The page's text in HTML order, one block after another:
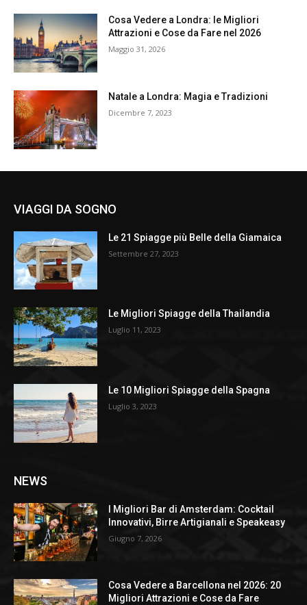
Cosa Vedere a Londra: le Migliori
Attrazioni e Cose da Fare nel 2026
Maggio 31, 2026
Natale a Londra: Magia e Tradizioni
Dicembre 7, 2023
VIAGGI DA SOGNO
Le 21 Spiagge più Belle della Giamaica
Settembre 27, 2023
Le Migliori Spiagge della Thailandia
Luglio 11, 2023
Le 10 Migliori Spiagge della Spagna
Luglio 3, 2023
NEWS
I Migliori Bar di Amsterdam: Cocktail
Innovativi, Birre Artigianali e Speakeasy
Giugno 7, 2026
Cosa Vedere a Barcellona nel 2026: 20
Migliori Attrazioni e Cose da Fare